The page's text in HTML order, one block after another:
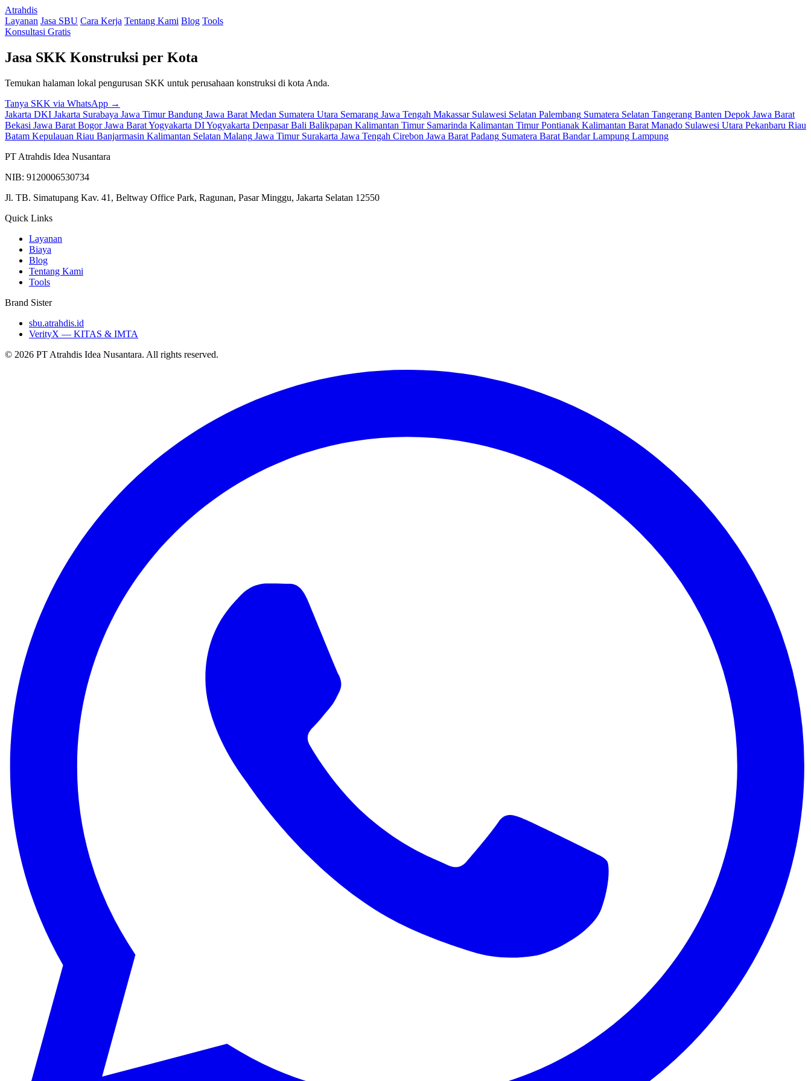
Atrahdis
Layanan Jasa SBU Cara Kerja Tentang Kami Blog Tools
Konsultasi Gratis
Jasa SKK Konstruksi per Kota
Temukan halaman lokal pengurusan SKK untuk perusahaan konstruksi di kota Anda.
Tanya SKK via WhatsApp →
Jakarta DKI Jakarta Surabaya Jawa Timur Bandung Jawa Barat Medan Sumatera Utara Semarang Jawa Tengah Makassar Sulawesi Selatan Palembang Sumatera Selatan Tangerang Banten Depok Jawa Barat
Bekasi Jawa Barat Bogor Jawa BaratYogyakarta DI Yogyakarta Denpasar Bali Balikpapan Kalimantan Timur Samarinda Kalimantan Timur Pontianak Kalimantan Barat Manado Sulawesi Utara Pekanbaru Riau
Batam Kepulauan Riau Banjarmasin Kalimantan Selatan Malang Jawa Timur Surakarta Jawa Tengah Cirebon Jawa Barat Padang Sumatera Barat Bandar Lampung Lampung
PT Atrahdis Idea Nusantara
NIB: 9120006530734
Jl. TB. Simatupang Kav. 41, Beltway Office Park, Ragunan, Pasar Minggu, Jakarta Selatan 12550
Quick Links
Layanan
Biaya
Blog
Tentang Kami
Tools
Brand Sister
sbu.atrahdis.id
VerityX — KITAS & IMTA
© 2026 PT Atrahdis Idea Nusantara. All rights reserved.